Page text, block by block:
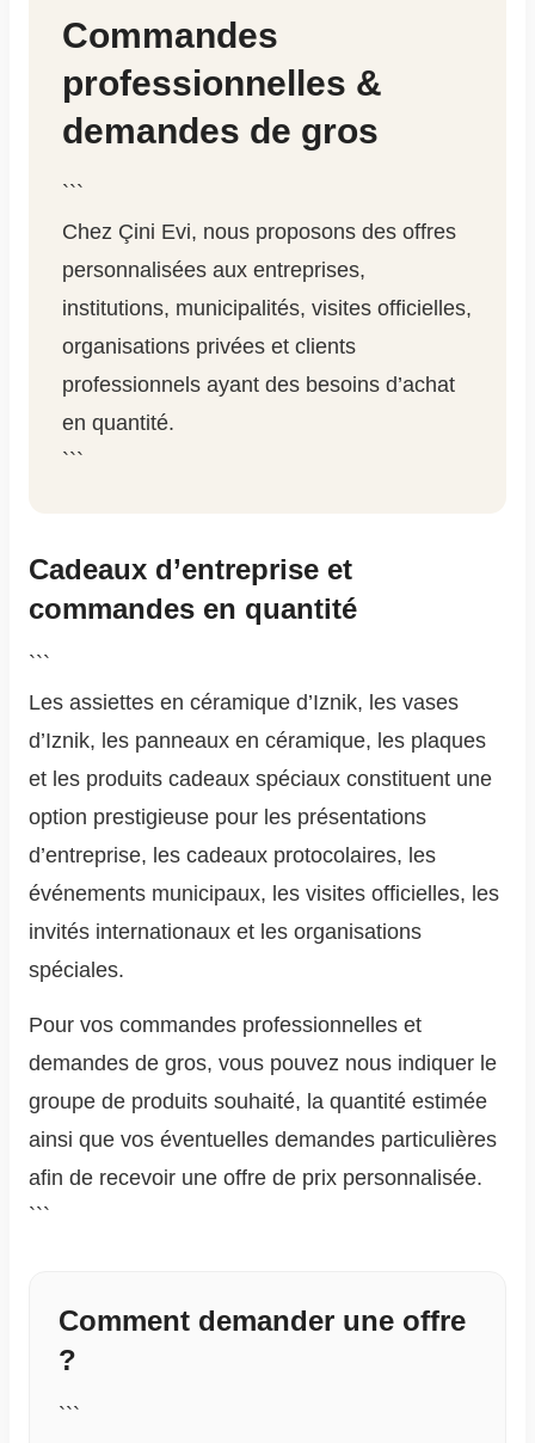
Commandes
professionnelles &
demandes de gros
```
Chez Çini Evi, nous proposons des offres
personnalisées aux entreprises,
institutions, municipalités, visites officielles,
organisations privées et clients
professionnels ayant des besoins d’achat
en quantité.
```
Cadeaux d’entreprise et
commandes en quantité
```
Les assiettes en céramique d’Iznik, les vases
d’Iznik, les panneaux en céramique, les plaques
et les produits cadeaux spéciaux constituent une
option prestigieuse pour les présentations
d’entreprise, les cadeaux protocolaires, les
événements municipaux, les visites officielles, les
invités internationaux et les organisations
spéciales.
Pour vos commandes professionnelles et
demandes de gros, vous pouvez nous indiquer le
groupe de produits souhaité, la quantité estimée
ainsi que vos éventuelles demandes particulières
afin de recevoir une offre de prix personnalisée.
```
Comment demander une offre
?
```